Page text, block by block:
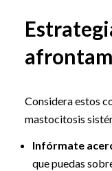
Considera estos
mastocitosis
Infórmate
que puedas